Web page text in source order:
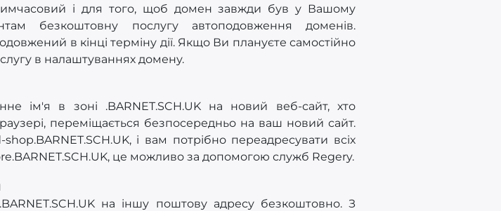
тимчасовий і для того, щоб домен завжди був у Вашому
безкоштовну послугу автоподовження доменів.
в кінці терміну дії. Якщо Ви плануєте самостійно
в налаштуваннях домену.
ім'я в зоні .BARNET.SCH.UK на новий веб-сайт, хто
переміщається безпосередньо на ваш новий сайт.
і вам потрібно переадресувати всіх
це можливо за допомогою служб Regery.
на іншу поштову адресу безкоштовно. З